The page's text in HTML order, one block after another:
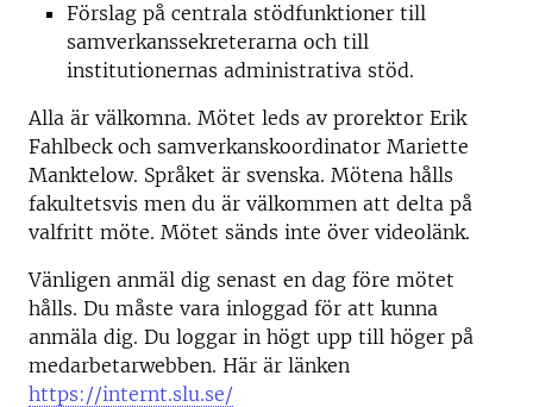
Förslag på centrala stödfunktioner till
samverkanssekreterarna och till
institutionernas administrativa stöd.
Alla är välkomna. Mötet leds av prorektor Erik
Fahlbeck och samverkanskoordinator Mariette
Manktelow. Språket är svenska. Mötena hålls
fakultetsvis men du är välkommen att delta på
valfritt möte. Mötet sänds inte över videolänk.
Vänligen anmäl dig senast en dag före mötet
hålls. Du måste vara inloggad för att kunna
anmäla dig. Du loggar in högt upp till höger på
medarbetarwebben. Här är länken
https://internt.slu.se/